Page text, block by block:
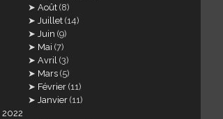
Août (8)
Juillet (14)
Juin (9)
Mai (7)
Avril (3)
Mars (5)
Février (11)
Janvier (11)
2022